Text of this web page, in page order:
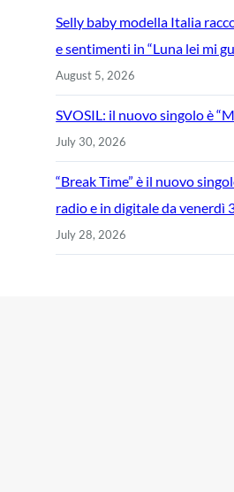
Selly baby modella Italia
e sentimenti in “Luna lei mi
August 5, 2026
SVOSIL: il nuovo singolo è
July 30, 2026
“Break Time” è il nuovo
radio e in digitale da venerdì
July 28, 2026